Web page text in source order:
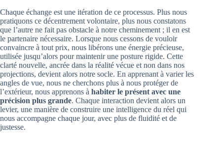
Chaque échange est une itération de ce processus. Plus nous
pratiquons ce décentrement volontaire, plus nous constatons
que l’autre ne fait pas obstacle à notre cheminement ; il en est
le partenaire nécessaire. Lorsque nous cessons de vouloir
convaincre à tout prix, nous libérons une énergie précieuse,
utilisée jusqu’alors pour maintenir une posture rigide. Cette
clarté nouvelle, ancrée dans la réalité vécue et non dans nos
projections, devient alors notre socle. En apprenant à varier les
angles de vue, nous ne cherchons plus à nous protéger de
l’extérieur, nous apprenons à habiter le présent avec une
précision plus grande. Chaque interaction devient alors un
levier, une manière de construire une intelligence du réel qui
nous accompagne chaque jour, avec plus de fluidité et de
justesse.